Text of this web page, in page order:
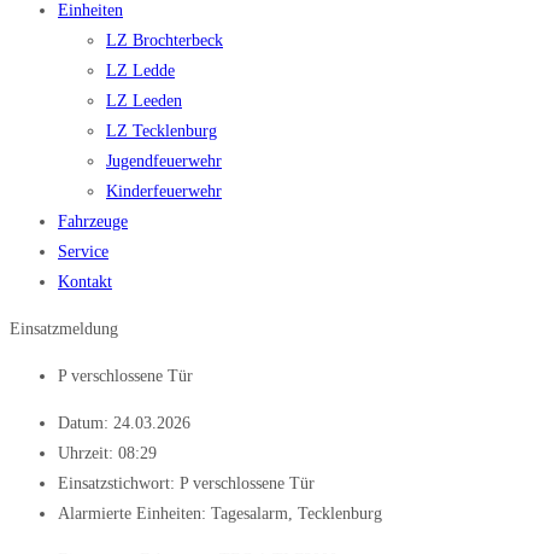
Einheiten
LZ Brochterbeck
LZ Ledde
LZ Leeden
LZ Tecklenburg
Jugendfeuerwehr
Kinderfeuerwehr
Fahrzeuge
Service
Kontakt
Einsatzmeldung
P verschlossene Tür
Datum: 24.03.2026
Uhrzeit: 08:29
Einsatzstichwort: P verschlossene Tür
Alarmierte Einheiten: Tagesalarm, Tecklenburg